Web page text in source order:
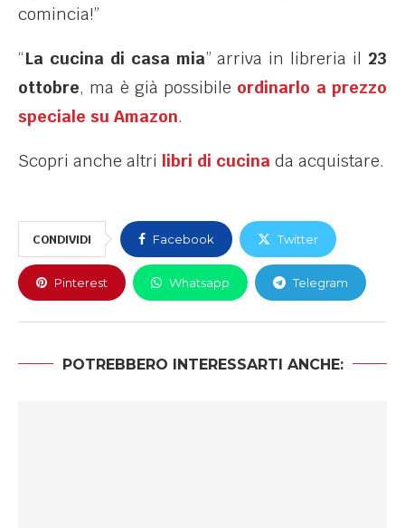
comincia!”
“La cucina di casa mia” arriva in libreria il 23
ottobre, ma è già possibile ordinarlo a prezzo
speciale su Amazon.
Scopri anche altri libri di cucina da acquistare.
CONDIVIDI Facebook Twitter
Pinterest Whatsapp Telegram
POTREBBERO INTERESSARTI ANCHE: